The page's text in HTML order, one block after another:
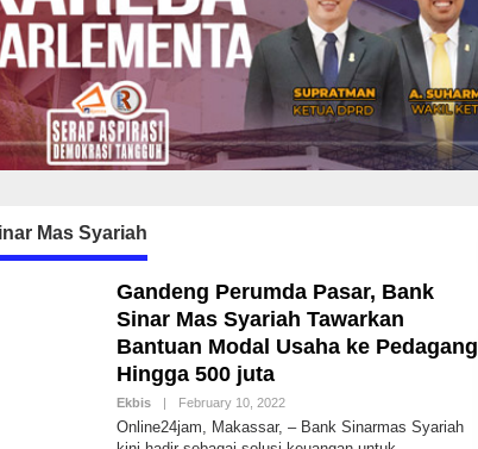
Mas Syariah
Gandeng Perumda Pasar, Bank
Sinar Mas Syariah Tawarkan
Bantuan Modal Usaha ke Pedagang
Hingga 500 juta
Ekbis | February 10, 2022B
Online24jam, Makassar, – Bank Sinarmas Syariah